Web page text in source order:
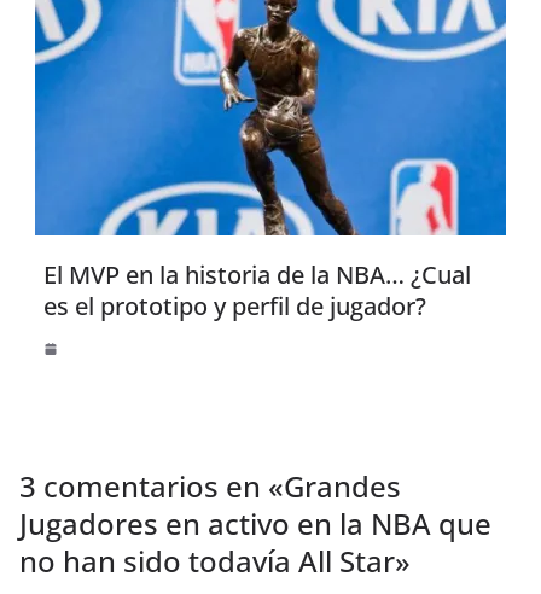
El MVP en la historia de la NBA… ¿Cual
es el prototipo y perfil de jugador?
3 comentarios en «Grandes
Jugadores en activo en la NBA que
no han sido todavía All Star»